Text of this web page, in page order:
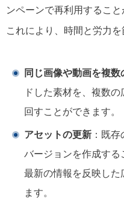
ンペーンで再利用すること
これにより、時間と労力を
同じ画像や動画を複数
ドした素材を、複数
回すことができます。
アセットの更新 ：既
バージョンを作成する
最新の情報を反映した
ます。